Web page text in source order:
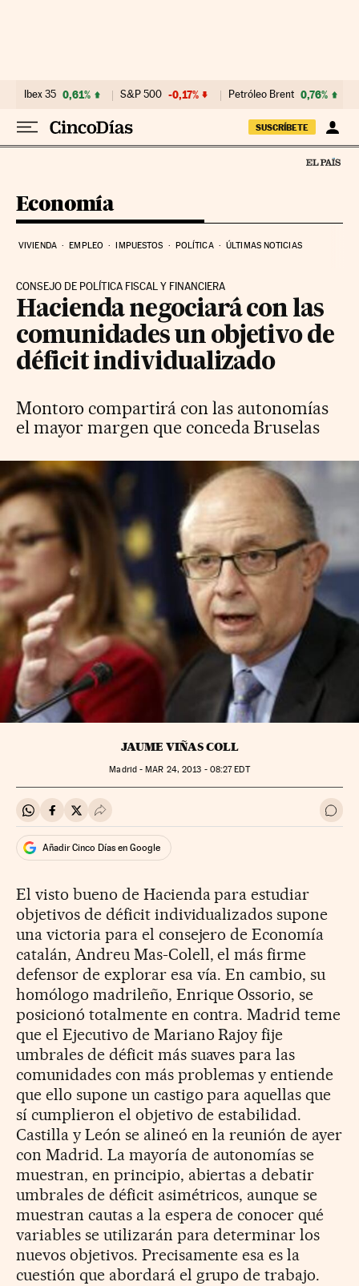
Ibex 35 0,61% S&P 500 -0,17% Petróleo Brent 0,76%
SUSCRÍBETE
Economía
VIVIENDA EMPLEO IMPUESTOS POLÍTICA ÚLTIMAS NOTICIAS
CONSEJO DE POLÍTICA FISCAL Y FINANCIERA
Hacienda negociará con las
comunidades un objetivo de
déficit individualizado
Montoro compartirá con las autonomías
el mayor margen que conceda Bruselas
JAUME VIÑAS COLL
Madrid - MAR 24, 2013 - 08:27EDT
Compartir en Whatsapp
Compartir en Facebook
Compartir en Twitter
Desplegar Redes Sociales Ir a
Añadir Cinco Días en Google
El visto bueno de Hacienda para estudiar
objetivos de déficit individualizados supone
una victoria para el consejero de Economía
catalán, Andreu Mas-Colell, el más firme
defensor de explorar esa vía. En cambio, su
homólogo madrileño, Enrique Ossorio, se
posicionó totalmente en contra. Madrid teme
que el Ejecutivo de Mariano Rajoy fije
umbrales de déficit más suaves para las
comunidades con más problemas y entiende
que ello supone un castigo para aquellas que
sí cumplieron el objetivo de estabilidad.
Castilla y León se alineó en la reunión de ayer
con Madrid. La mayoría de autonomías se
muestran, en principio, abiertas a debatir
umbrales de déficit asimétricos, aunque se
muestran cautas a la espera de conocer qué
variables se utilizarán para determinar los
nuevos objetivos. Precisamente esa es la
cuestión que abordará el grupo de trabajo.